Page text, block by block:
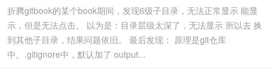
折腾gitbook的某个book期间，发现6级子目录，无法正常显示 能显
示，但是无法点击。 以为是：目录层级太深了，无法显示 所以去 换
到其他子目录，结果问题依旧。 最后发现： 原理是git仓库
中。.gitignore中，默认加了 output...